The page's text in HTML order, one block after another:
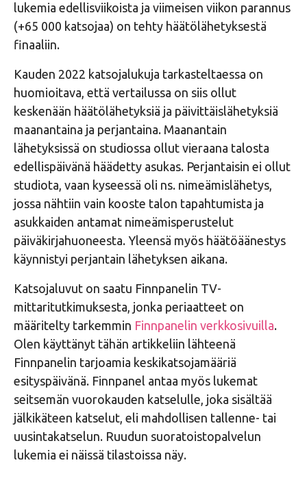
lukemia edellisviikoista ja viimeisen viikon parannus
(+65 000 katsojaa) on tehty häätölähetyksestä
finaaliin.
Kauden 2022 katsojalukuja tarkasteltaessa on
huomioitava, että vertailussa on siis ollut
keskenään häätölähetyksiä ja päivittäislähetyksiä
maanantaina ja perjantaina. Maanantain
lähetyksissä on studiossa ollut vieraana talosta
edellispäivänä häädetty asukas. Perjantaisin ei ollut
studiota, vaan kyseessä oli ns. nimeämislähetys,
jossa nähtiin vain kooste talon tapahtumista ja
asukkaiden antamat nimeämisperustelut
päiväkirjahuoneesta. Yleensä myös häätöäänestys
käynnistyi perjantain lähetyksen aikana.
Katsojaluvut on saatu Finnpanelin TV-
mittaritutkimuksesta, jonka periaatteet on
määritelty tarkemmin Finnpanelin verkkosivuilla.
Olen käyttänyt tähän artikkeliin lähteenä
Finnpanelin tarjoamia keskikatsojamääriä
esityspäivänä. Finnpanel antaa myös lukemat
seitsemän vuorokauden katselulle, joka sisältää
jälkikäteen katselut, eli mahdollisen tallenne- tai
uusintakatselun. Ruudun suoratoistopalvelun
lukemia ei näissä tilastoissa näy.